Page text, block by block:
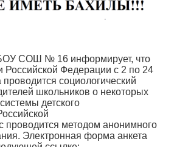
СОШ № 16 информирует, что
Российской Федерации с 2 по 24
социологический
школьников о некоторых
детского
проводится методом анонимного
Электронная форма анкета